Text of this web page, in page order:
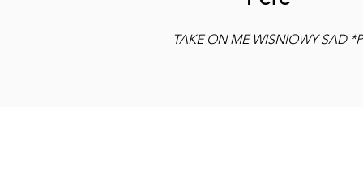
TAKE ON ME WISNIOWY SAD